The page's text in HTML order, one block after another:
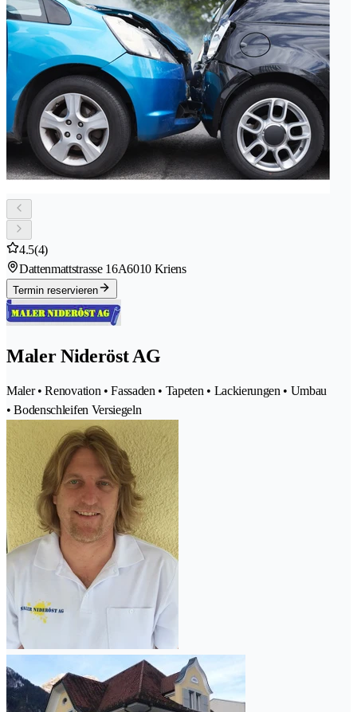
4.5(4)
Dattenmattstrasse 16A6010 Kriens
Termin reservieren
Maler Nideröst AG
Maler • Renovation • Fassaden • Tapeten • Lackierungen • Umbau
• Bodenschleifen Versiegeln